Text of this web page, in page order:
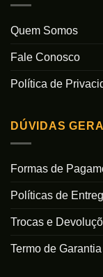
Quem Somos
Fale Conosco
Política de
DÚVIDAS
Formas de
Políticas de
Trocas e
Termo de Garantia